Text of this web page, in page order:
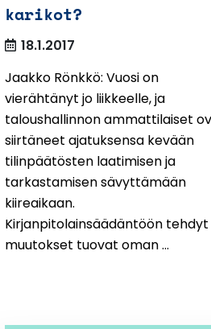
karikot?
18.1.2017
Jaakko Rönkkö: Vuosi on
vierähtänyt jo liikkeelle, ja
taloushallinnon ammattilaiset
siirtäneet ajatuksensa kevään
tilinpäätösten laatimisen ja
tarkastamisen sävyttämään
kiireaikaan.
Kirjanpitolainsäädäntöön tehdyt
muutokset tuovat oman ...